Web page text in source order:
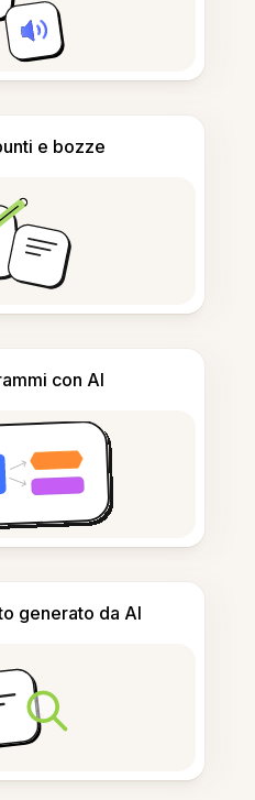
e bozze
con AI
generato da AI